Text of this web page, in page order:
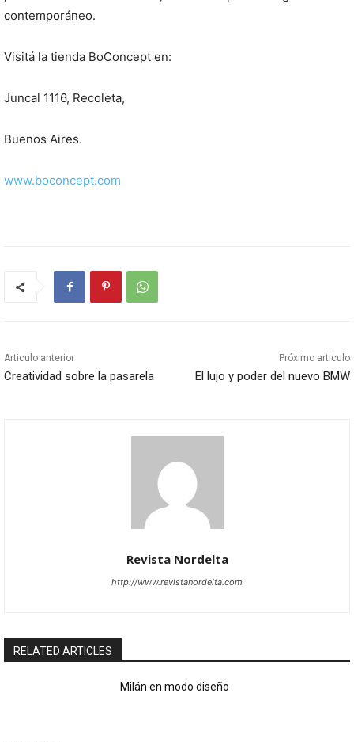
contemporáneo.
Visitá la tienda BoConcept en:
Juncal 1116, Recoleta,
Buenos Aires.
www.boconcept.com
Articulo anterior
Creatividad sobre la pasarela
Próximo articulo
El lujo y poder del nuevo BMW
Revista Nordelta
http://www.revistanordelta.com
RELATED ARTICLES
Milán en modo diseño